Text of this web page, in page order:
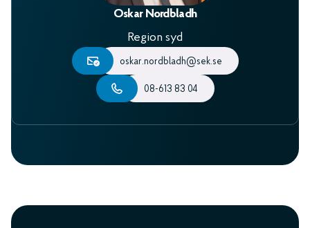
Oskar Nordbladh
Region syd
oskar.nordbladh@sek.se
08-613 83 04